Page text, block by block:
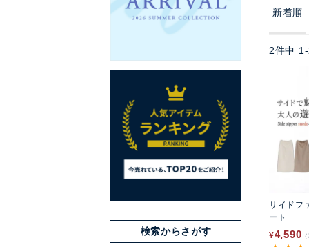
検索からさがす
新着順
2件中 1 -
サイドフ
ート
¥4,590